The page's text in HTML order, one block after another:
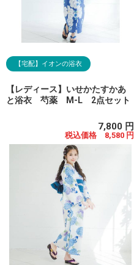
【宅配】イオンの浴衣
【レディース】いせかたすかあ
と浴衣 芍薬 M-L 2点セット
7,800 円
税込価格 8,580 円